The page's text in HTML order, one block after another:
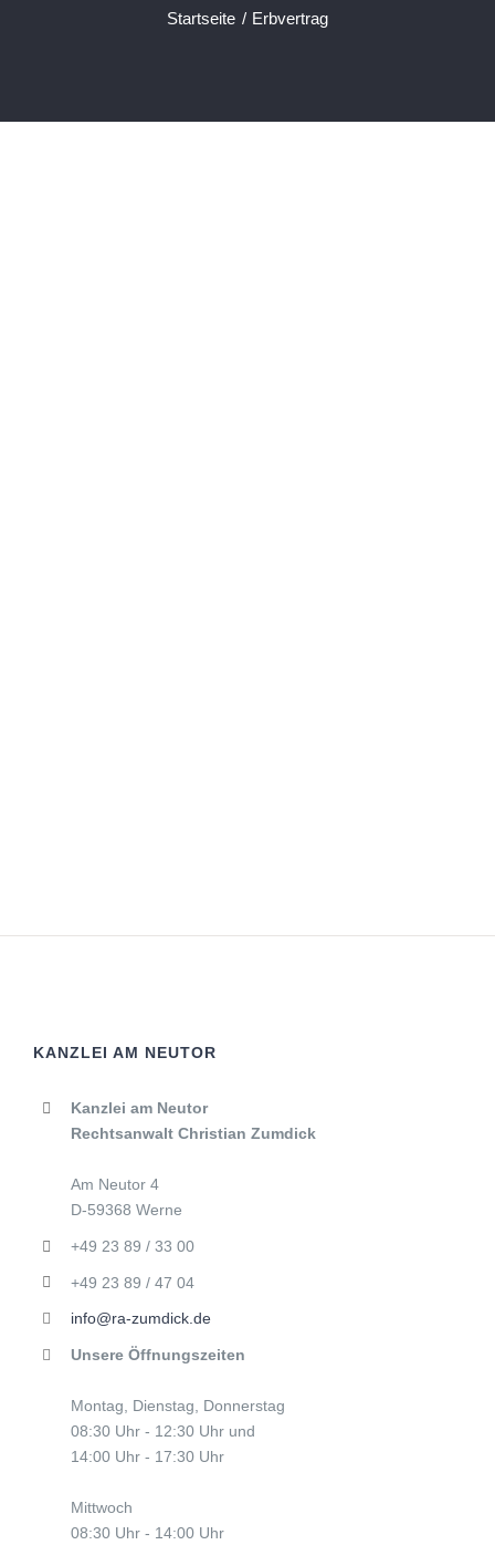
Startseite Erbvertrag
KANZLEI AM NEUTOR
Kanzlei am Neutor
Rechtsanwalt Christian Zumdick
Am Neutor 4
D-59368 Werne
+49 23 89 / 33 00
+49 23 89 / 47 04
info@ra-zumdick.de
Unsere Öffnungszeiten
Montag, Dienstag, Donnerstag
08:30 Uhr - 12:30 Uhr und
14:00 Uhr - 17:30 Uhr
Mittwoch
08:30 Uhr - 14:00 Uhr